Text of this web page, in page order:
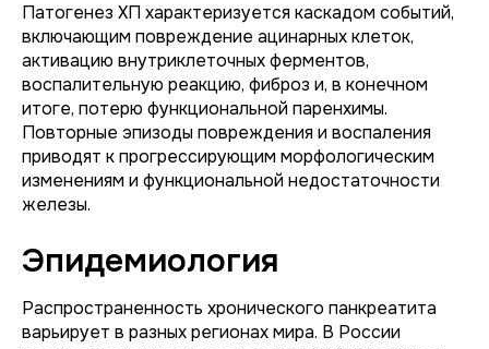
Патогенез ХП характеризуется каскадом событий,
включающим повреждение ацинарных клеток,
активацию внутриклеточных ферментов,
воспалительную реакцию, фиброз и, в конечном
итоге, потерю функциональной паренхимы.
Повторные эпизоды повреждения и воспаления
приводят к прогрессирующим морфологическим
изменениям и функциональной недостаточности
железы.
Эпидемиология
Распространенность хронического панкреатита
варьирует в разных регионах мира. В России